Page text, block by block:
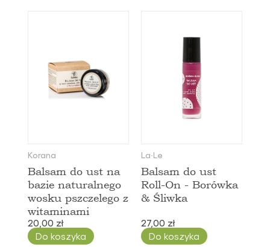
Nazwa: Od Z do A
Korana
Balsam do ust na
bazie naturalnego
wosku pszczelego z
witaminami
20,00 zł
Do koszyka
La∙Le
Balsam do ust
Roll-On - Borówka
& Śliwka
27,00 zł
Do koszyka